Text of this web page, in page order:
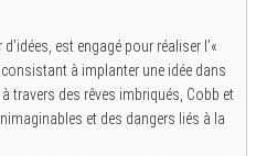
est engagé pour réaliser l’«
à implanter une idée dans
à travers des rêves imbriqués, Cobb et
et des dangers liés à la